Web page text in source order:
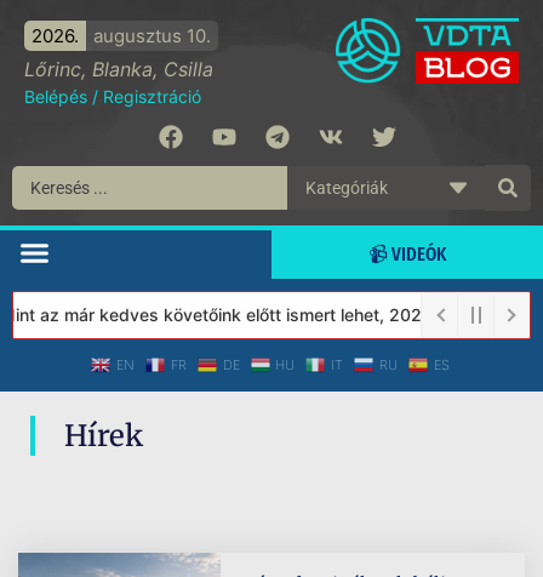
2026. augusztus 10.
Lőrinc, Blanka, Csilla
Belépés / Regisztráció
📹 VIDEÓK
az már kedves követőink előtt ismert lehet, 2023-tól a Védett
EN FR DE HU IT RU ES
Hírek